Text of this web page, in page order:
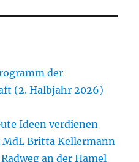
der
(2. Halbjahr 2026)
Ideen verdienen
Britta Kellermann
an der Hamel